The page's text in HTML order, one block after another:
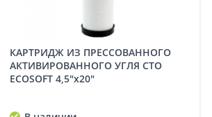
КАРТРИДЖ ИЗ ПРЕССОВАННОГО
АКТИВИРОВАННОГО УГЛЯ CTO
ECOSOFT 4,5"x20"